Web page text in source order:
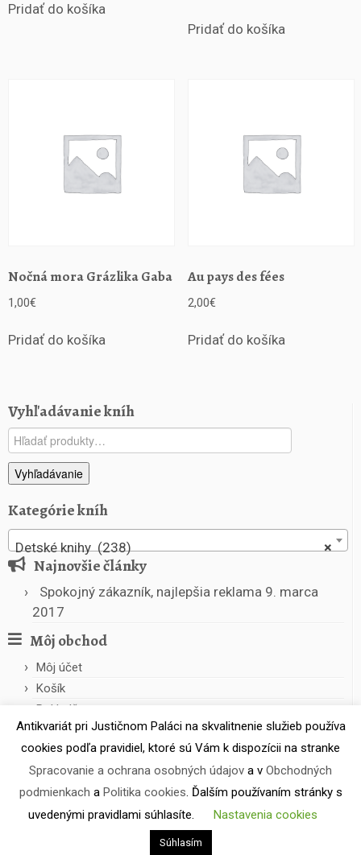
rPridať do košíka
Pridať do košíka
Nočná mora Grázlika Gaba
1,00€
Pridať do košíka
Au pays des fées
2,00€
Pridať do košíka
Vyhľadávanie kníh
Hľadať:
Vyhľadávanie
Kategórie kníh
×
Detské knihy (238)
Najnovšie články
Spokojný zákazník, najlepšia reklama 9. marca
2017
Môj obchod
Môj účet
Košík
Pokladňa
Antikvariát pri Justičnom Paláci
Designed with theCustomizr theme
Antikvariát pri Justičnom Paláci na skvalitnenie služieb používa
cookies podľa pravidiel, ktoré sú Vám k dispozícii na stranke
Spracovanie a ochrana osobných údajov a v Obchodných
podmienkach a Politika cookies. Ďalším používaním stránky s
uvedenými pravidlami súhlasíte.
Nastavenia cookies
Súhlasím